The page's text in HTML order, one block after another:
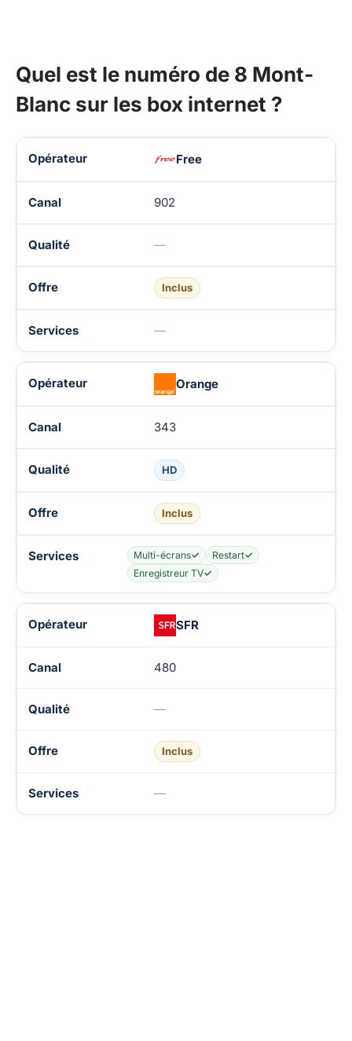
Quel est le numéro de 8 Mont-
Blanc sur les box internet ?
Disponibilité de 8 Mont-Blanc chez les opérateurs TV
Free
902
—
Inclus
—
Orange
343
HD
Inclus
Multi-écrans✓ Restart✓
Enregistreur TV✓
SFR
480
—
Inclus
—